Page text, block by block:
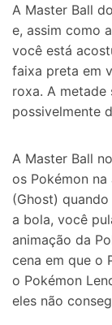
A Master Ball
e, assim como
você está
faixa preta em
roxa. A metade
possivelmente
A Master Ball
os Pokémon
(Ghost)
a bola, você
animação da
cena em que o
o Pokémon
eles não